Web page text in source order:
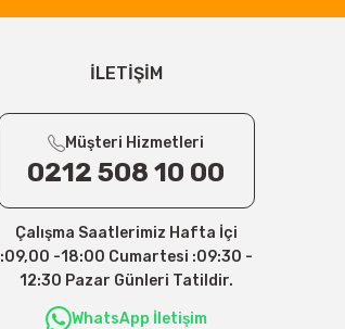
İLETİŞİM
Müşteri Hizmetleri
0212 508 10 00
Çalışma Saatlerimiz Hafta İçi
:09,00 -18:00 Cumartesi :09:30 -
12:30 Pazar Günleri Tatildir.
WhatsApp İletişim